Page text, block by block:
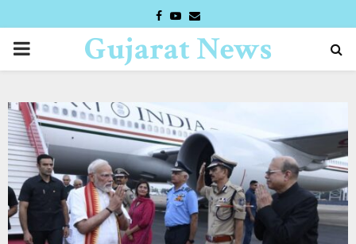
FACEBOOK
YOUTUBE
EMAIL
PRIMARYGujarat News